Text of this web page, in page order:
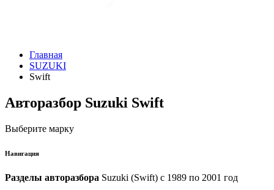
Главная
SUZUKI
Swift
Авторазбор Suzuki Swift
Выберите марку
Навигация
Разделы авторазбора Suzuki (Swift) с 1989 по 2001 год